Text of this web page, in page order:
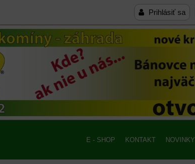
Prihlásiť sa
E - SHOP KONTAKT NOVINKY